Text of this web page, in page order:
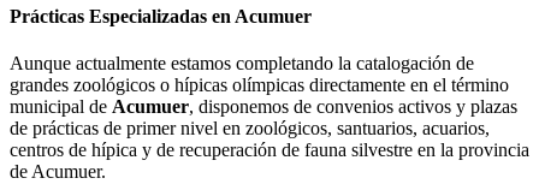
Prácticas Especializadas en Acumuer
Aunque actualmente estamos completando la catalogación de
grandes zoológicos o hípicas olímpicas directamente en el término
municipal de Acumuer, disponemos de convenios activos y plazas
de prácticas de primer nivel en zoológicos, santuarios, acuarios,
centros de hípica y de recuperación de fauna silvestre en la provincia
deAcumuer.